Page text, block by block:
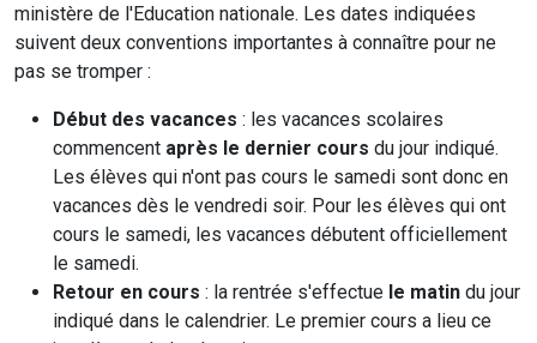
ministère de l'Education nationale. Les dates indiquées
suivent deux conventions importantes à connaître pour ne
pas se tromper :
Début des vacances : les vacances scolaires
commencent après le dernier cours du jour indiqué.
Les élèves qui n'ont pas cours le samedi sont donc en
vacances dès le vendredi soir. Pour les élèves qui ont
cours le samedi, les vacances débutent officiellement
le samedi.
Retour en cours : la rentrée s'effectue le matin du jour
indiqué dans le calendrier. Le premier cours a lieu ce